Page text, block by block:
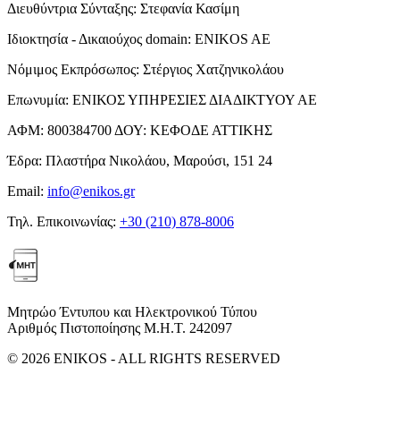
Διευθύντρια Σύνταξης: Στεφανία Κασίμη
Ιδιοκτησία - Δικαιούχος domain: ENIKOS AE
Νόμιμος Εκπρόσωπος: Στέργιος Χατζηνικολάου
Επωνυμία: ΕΝΙΚΟΣ ΥΠΗΡΕΣΙΕΣ ΔΙΑΔΙΚΤΥΟΥ ΑΕ
ΑΦΜ: 800384700 ΔΟΥ: ΚΕΦΟΔΕ ΑΤΤΙΚΗΣ
Έδρα: Πλαστήρα Νικολάου, Μαρούσι, 151 24
Email: info@enikos.gr
Τηλ. Επικοινωνίας: +30 (210) 878-8006
Μητρώο Έντυπου και Ηλεκτρονικού Τύπου
Αριθμός Πιστοποίησης Μ.Η.Τ. 242097
© 2026 ENIKOS - ALL RIGHTS RESERVED